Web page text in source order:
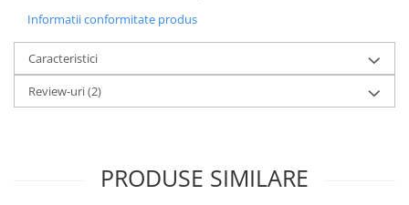
Informatii conformitate produs
Caracteristici
Review-uri(2)
PRODUSE SIMILARE